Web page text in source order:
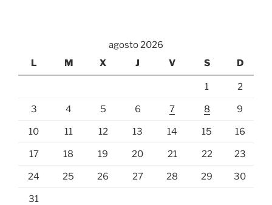
agosto 2026
L
M X J V S D
1 2
3 4 5 6 7 8 9
10 11 12 13 14 15 16
17 18 19 20 21 22 23
24 25 26 27 28 29 30
31